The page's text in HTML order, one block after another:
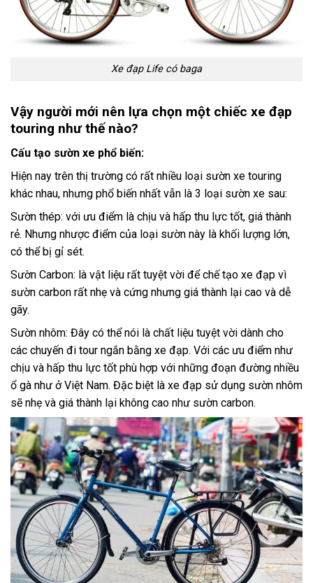
Xe đạp Life có baga
Vậy người mới nên lựa chọn một chiếc xe đạp
touring như thế nào?
Cấu tạo sườn xe phổ biến:
Hiện nay trên thị trường có rất nhiều loại sườn xe touring
khác nhau, nhưng phổ biến nhất vẫn là 3 loại sườn xe sau:
Sườn thép: với ưu điểm là chịu và hấp thu lực tốt, giá thành
rẻ. Nhưng nhược điểm của loại sườn này là khối lượng lớn,
có thể bị gỉ sét.
Sườn Carbon: là vật liệu rất tuyệt vời để chế tạo xe đạp vì
sườn carbon rất nhẹ và cứng nhưng giá thành lại cao và dễ
gãy.
Sườn nhôm: Đây có thể nói là chất liệu tuyệt vời dành cho
các chuyến đi tour ngắn bằng xe đạp. Với các ưu điểm như
chịu và hấp thu lực tốt phù hợp với những đoạn đường nhiều
ổ gà như ở Việt Nam. Đặc biệt là xe đạp sử dụng sườn nhôm
sẽ nhẹ và giá thành lại không cao như sườn carbon.